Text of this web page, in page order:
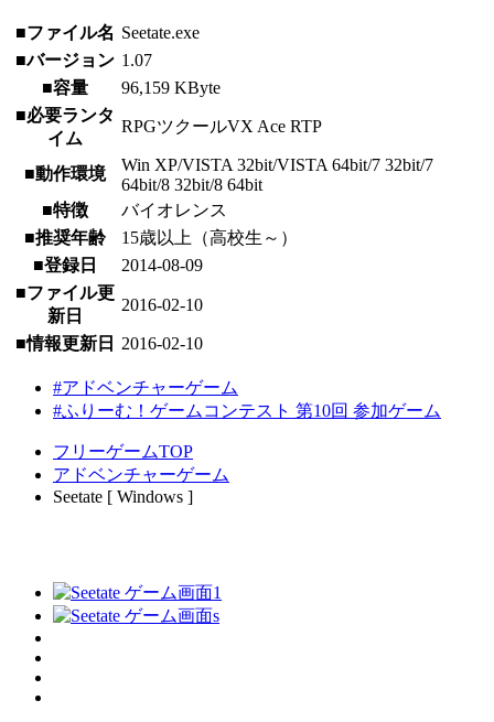
■ファイル名 Seetate.exe
■バージョン 1.07
■容量
96,159 KByte
■必要ランタ
イム
RPGツクールVX Ace RTP
■動作環境
Win XP/VISTA 32bit/VISTA 64bit/7 32bit/7
64bit/8 32bit/8 64bit
■特徴
バイオレンス
■推奨年齢
15歳以上（高校生～）
■登録日
2014-08-09
■ファイル更
新日
2016-02-10
■情報更新日 2016-02-10
#アドベンチャーゲーム
#ふりーむ！ゲームコンテスト 第10回 参加ゲーム
フリーゲームTOP
アドベンチャーゲーム
Seetate [ Windows ]